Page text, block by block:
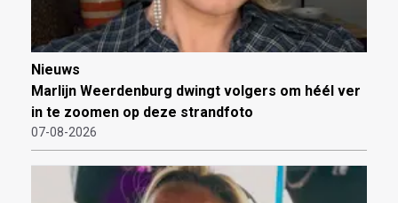
Nieuws
Marlijn Weerdenburg dwingt volgers om héél ver
in te zoomen op deze strandfoto
07-08-2026